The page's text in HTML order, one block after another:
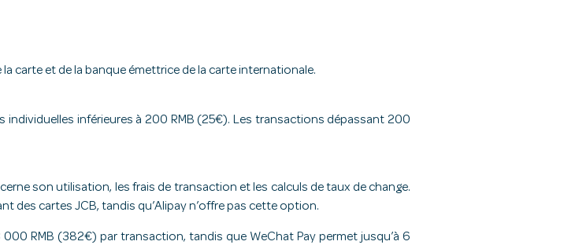
carte et de la banque émettrice de la carte internationale.
inférieures à 200 RMB (25€). Les transactions dépassant 200
son utilisation, les frais de transaction et les calculs de taux de change.
des cartes JCB, tandis qu’Alipay n’offre pas cette option.
RMB (382€) par transaction, tandis que WeChat Pay permet jusqu’à 6